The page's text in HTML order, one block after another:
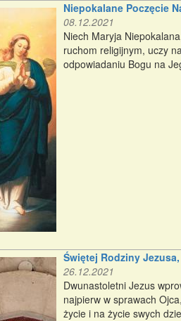
Niepokalane Poczęcie
08.12.2021
Niech Maryja
ruchom religijnym, uczy
odpowiadaniu Bogu na
Świętej Rodziny
26.12.2021
Dwunastoletni Jezus
najpierw w sprawach
życie i na życie swych